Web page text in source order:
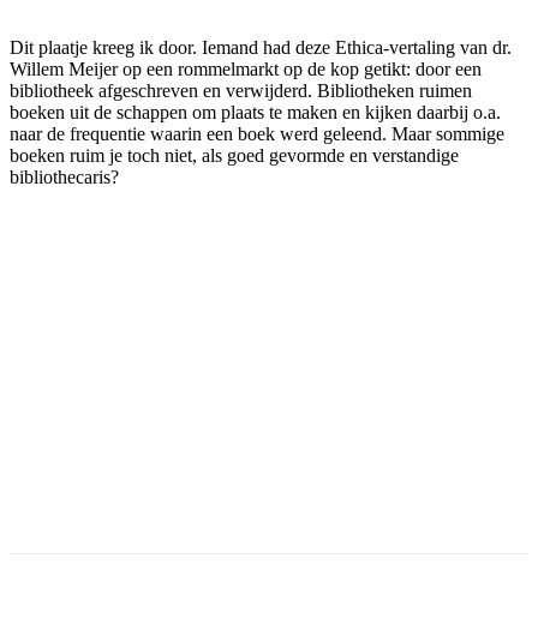
Dit plaatje kreeg ik door. Iemand had deze Ethica-vertaling van dr.
Willem Meijer op een rommelmarkt op de kop getikt: door een
bibliotheek afgeschreven en verwijderd. Bibliotheken ruimen
boeken uit de schappen om plaats te maken en kijken daarbij o.a.
naar de frequentie waarin een boek werd geleend. Maar sommige
boeken ruim je toch niet, als goed gevormde en verstandige
bibliothecaris?